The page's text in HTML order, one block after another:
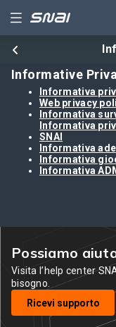
Informative
Informativa
Web privacy
Informativa
Informativa
SNAI
Informativa
Informativa
Informativa
Possiamo
Visita l’help center
bisogno.
Ricevi supporto